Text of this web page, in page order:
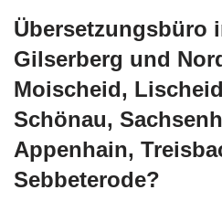
Übersetzungsbüro
Gilserberg und
Moischeid,
Schönau,
Appenhain,
Sebbeterode?